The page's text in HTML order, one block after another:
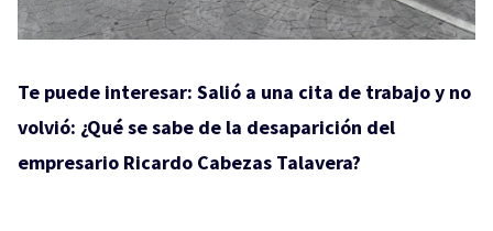
Te puede interesar: Salió a una cita de trabajo y no
volvió: ¿Qué se sabe de la desaparición del
empresario Ricardo Cabezas Talavera?